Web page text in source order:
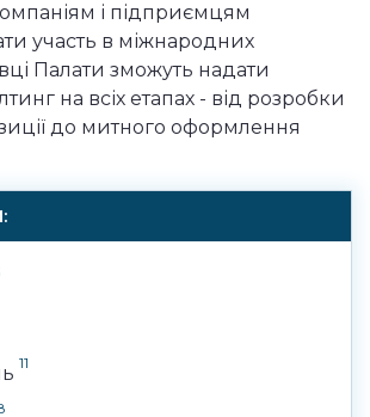
і підприємцям
участь в міжнародних
Палати зможуть надати
на всіх етапах - від розробки
до митного оформлення
11